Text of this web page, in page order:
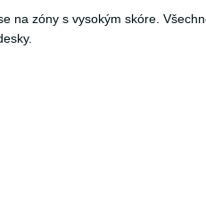
zóny s vysokým skóre.